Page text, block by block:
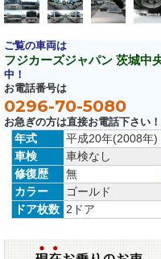
年式 平成20年(2008年)
車検
車検なし
修復歴
無
カラー
ゴールド
ドア枚数 2ドア
ご覧の車両は
フジカーズジャパン 茨城中
中！
お電話番号は
0296-70-5080
お急ぎの方は直接お電話下さい！